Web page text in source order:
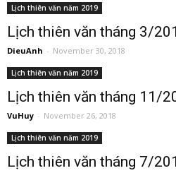
Lịch thiên văn năm 2019
Lịch thiên văn tháng 3/
DieuAnh - November 30, 2018
Lịch thiên văn năm 2019
Lịch thiên văn tháng 11/
VuHuy - November 26, 2018
Lịch thiên văn năm 2019
Lịch thiên văn tháng 7/